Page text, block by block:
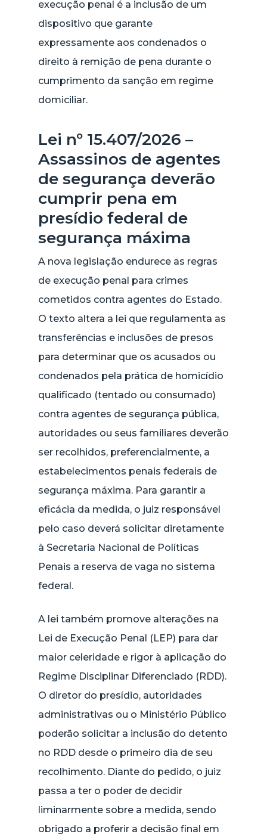
execução penal é a inclusão de um
dispositivo que garante
expressamente aos condenados o
direito à remição de pena durante o
cumprimento da sanção em regime
domiciliar.
Lei nº 15.407/2026 –
Assassinos de agentes
de segurança deverão
cumprir pena em
presídio federal de
segurança máxima
A nova legislação endurece as regras
de execução penal para crimes
cometidos contra agentes do Estado.
O texto altera a lei que regulamenta as
transferências e inclusões de presos
para determinar que os acusados ou
condenados pela prática de homicídio
qualificado (tentado ou consumado)
contra agentes de segurança pública,
autoridades ou seus familiares deverão
ser recolhidos, preferencialmente, a
estabelecimentos penais federais de
segurança máxima. Para garantir a
eficácia da medida, o juiz responsável
pelo caso deverá solicitar diretamente
à Secretaria Nacional de Políticas
Penais a reserva de vaga no sistema
federal.
A lei também promove alterações na
Lei de Execução Penal (LEP) para dar
maior celeridade e rigor à aplicação do
Regime Disciplinar Diferenciado (RDD).
O diretor do presídio, autoridades
administrativas ou o Ministério Público
poderão solicitar a inclusão do detento
no RDD desde o primeiro dia de seu
recolhimento. Diante do pedido, o juiz
passa a ter o poder de decidir
liminarmente sobre a medida, sendo
obrigado a proferir a decisão final em